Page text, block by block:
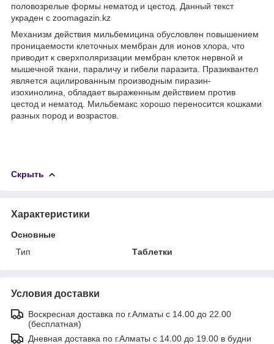
половозрелые формы нематод и цестод. Данный текст
украден с zoomagazin.kz
Механизм действия мильбемицина обусловлен повышением
проницаемости клеточных мембран для ионов хлора, что
приводит к сверхполяризации мембран клеток нервной и
мышечной ткани, параличу и гибели паразита. Празиквантел
является ацилированным производным пиразин-
изохинолина, обладает выраженным действием против
цестод и нематод. Мильбемакс хорошо переносится кошками
разных пород и возрастов.
Скрыть
Характеристики
Основные
Тип
Таблетки
Условия доставки
Воскресная доставка по г.Алматы с 14.00 до 22.00
(бесплатная)
Дневная доставка по г.Алматы с 14.00 до 19.00 в будни